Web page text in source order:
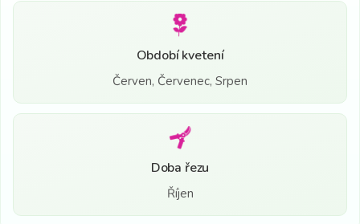
Období kvetení
Červen, Červenec, Srpen
Doba řezu
Říjen